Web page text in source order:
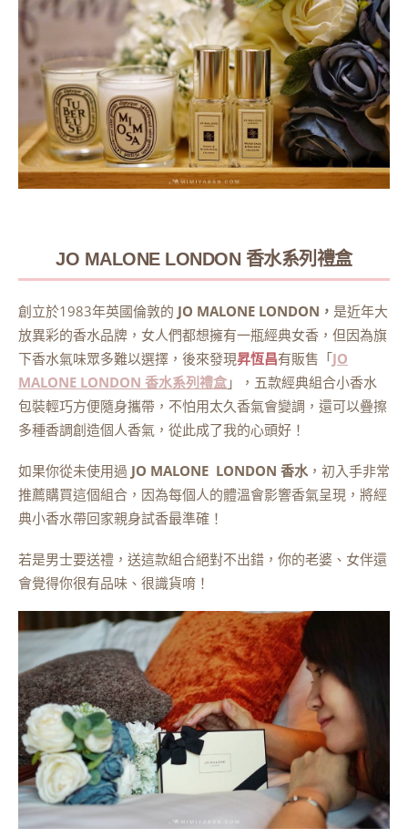
JO MALONE LONDON 香水系列禮盒
創立於1983年英國倫敦的 JO MALONE LONDON， 是近年大
放異彩的香水品牌，女人們都想擁有一瓶經典女香，但因為旗
下香水氣味眾多難以選擇，後來發現昇恆昌有販售「JO
MALONE LONDON 香水系列禮盒 」，五款經典組合小香水
包裝輕巧方便隨身攜帶，不怕用太久香氣會變調，還可以疊擦
多種香調創造個人香氣，從此成了我的心頭好！
如果你從未使用過 JO MALONE LONDON 香水 ，初入手非常
推薦購買這個組合，因為每個人的體溫會影響香氣呈現，將經
典小香水帶回家親身試香最準確！
若是男士要送禮，送這款組合絕對不出錯，你的老婆、女伴還
會覺得你很有品味、很識貨唷！